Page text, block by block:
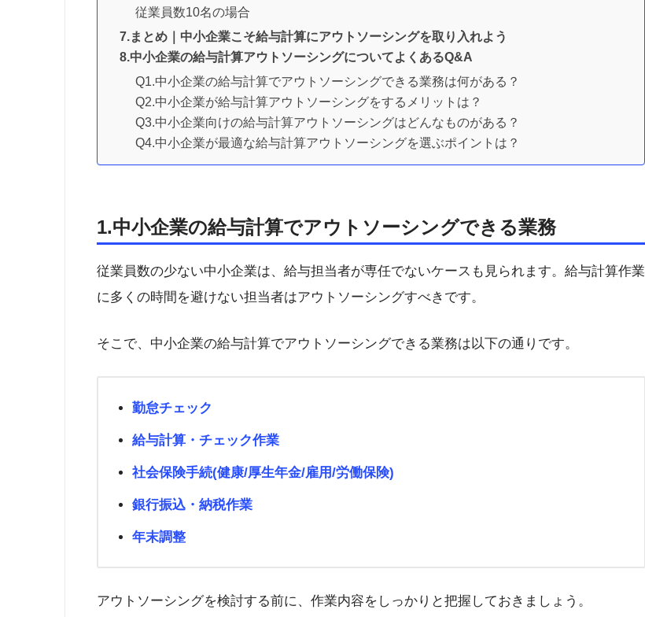
従業員数10名の場合
7.まとめ｜中小企業こそ給与計算にアウトソーシングを取り入れよう
8.中小企業の給与計算アウトソーシングについてよくあるQ&A
Q1.中小企業の給与計算でアウトソーシングできる業務は何がある？
Q2.中小企業が給与計算アウトソーシングをするメリットは？
Q3.中小企業向けの給与計算アウトソーシングはどんなものがある？
Q4.中小企業が最適な給与計算アウトソーシングを選ぶポイントは？
1.中小企業の給与計算でアウトソーシングできる業務
従業員数の少ない中小企業は、給与担当者が専任でないケースも見られます。給与計算作業
に多くの時間を避けない担当者はアウトソーシングすべきです。
そこで、中小企業の給与計算でアウトソーシングできる業務は以下の通りです。
勤怠チェック
給与計算・チェック作業
社会保険手続(健康/厚生年金/雇用/労働保険)
銀行振込・納税作業
年末調整
アウトソーシングを検討する前に、作業内容をしっかりと把握しておきましょう。